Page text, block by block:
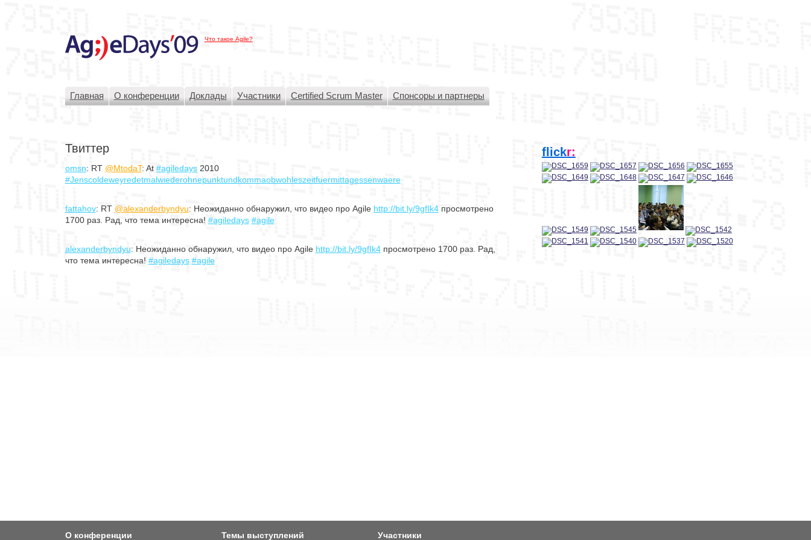
Что такое Agile?
Главная О конференции Доклады Участники Certified Scrum Master Спонсоры и партнеры
Твиттер
omsn: RT @MtodaT: At #agiledays2010
#Jenscoldeweyredetmalwiederohnepunktundkommaobwohleszeitfuermittagessenwaere
fattahov: RT @alexanderbyndyu: Неожиданно обнаружил, что видео про Agile http://bit.ly/9gfIk4просмотрено
1700 раз. Рад, что тема интересна! #agiledays #agile
alexanderbyndyu: Неожиданно обнаружил, что видео про Agile http://bit.ly/9gfIk4просмотрено 1700 раз. Рад,
что тема интересна! #agiledays #agile
flickr:
О конференции Темы выступлений Участники